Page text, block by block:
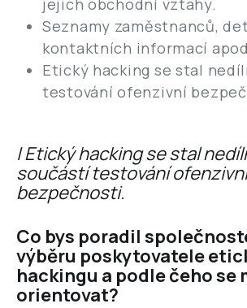
jejich obchodní vztahy.
Seznamy zaměstnanců,
kontaktních informací
Etický hacking se stal
testování ofenzivní
| Etický hacking se stal
součástí testování ofenzivní
bezpečnosti.
Co bys poradil
výběru poskytovatele
hackingu a podle čeho se
orientovat?